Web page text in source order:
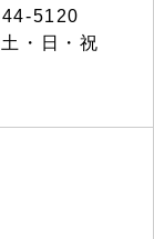
5120
・日・祝